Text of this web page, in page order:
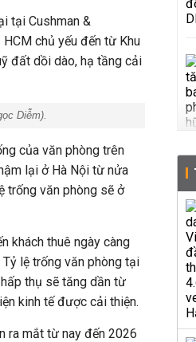
tại Cushman &
chủ yếu đến từ Khu
đất dồi dào, hạ tầng cải
Diễm).
của văn phòng trên
lại ở Hà Nội từ nửa
trống văn phòng sẽ ở
khách thuê ngày càng
Tỷ lệ trống văn phòng tại
thụ sẽ tăng dần từ
kinh tế được cải thiện.
ra mắt từ nay đến 2026